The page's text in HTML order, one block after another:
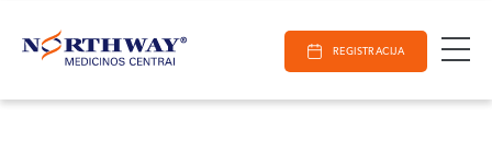
Darbo laikas
Paieška REGISTRACIJA
E-Registracija